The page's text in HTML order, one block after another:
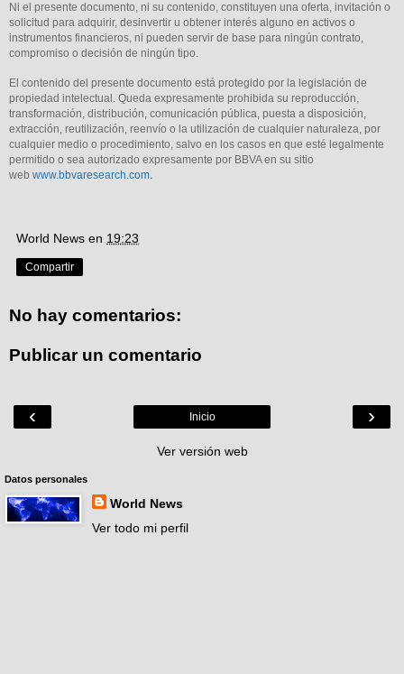
Ni el presente documento, ni su contenido, constituyen una oferta, invitación o
solicitud para adquirir, desinvertir u obtener interés alguno en activos o
instrumentos financieros, ni pueden servir de base para ningún contrato,
compromiso o decisión de ningún tipo.
El contenido del presente documento está protegido por la legislación de
propiedad intelectual. Queda expresamente prohibida su reproducción,
transformación, distribución, comunicación pública, puesta a disposición,
extracción, reutilización, reenvío o la utilización de cualquier naturaleza, por
cualquier medio o procedimiento, salvo en los casos en que esté legalmente
permitido o sea autorizado expresamente por BBVA en su sitio
web www.bbvaresearch.com.
World News en 19:23
Compartir
No hay comentarios:
Publicar un comentario
‹ ›
Inicio
Ver versión web
Datos personales
World News
Ver todo mi perfil